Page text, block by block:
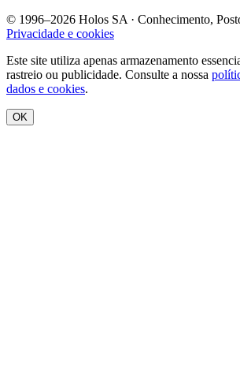
© 1996–2026 Holos SA · Conhecimento,
Privacidade e cookies
Este site utiliza apenas armazenamento
rastreio ou publicidade. Consulte a nossa
dados e cookies.
OK